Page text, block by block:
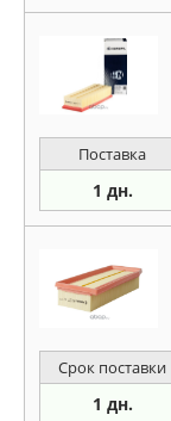
Поставка
1 дн.
Срок поставки
1 дн.